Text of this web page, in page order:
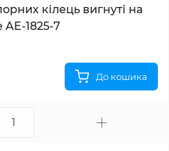
кілець вигнуті на
1825-7
До кошика